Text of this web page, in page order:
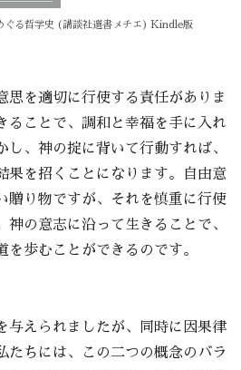
ぐる哲学史 (講談社選書メチエ) Kindle版
思を適切に行使する責任がありま
ることで、調和と幸福を手に入れ
し、神の掟に背いて行動すれば、
果を招くことになります。自由意
贈り物ですが、それを慎重に行使
神の意志に沿って生きることで、
を歩むことができるのです。
与えられましたが、同時に因果律
たちには、この二つの概念のバラ